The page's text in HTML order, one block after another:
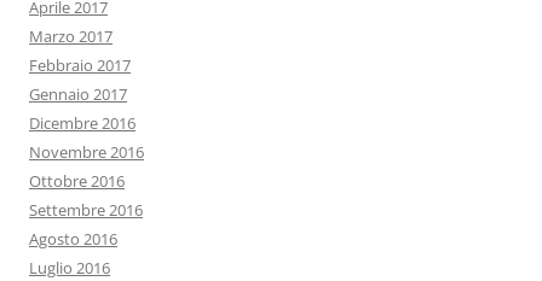
Aprile 2017
Marzo 2017
Febbraio 2017
Gennaio 2017
Dicembre 2016
Novembre 2016
Ottobre 2016
Settembre 2016
Agosto 2016
Luglio 2016